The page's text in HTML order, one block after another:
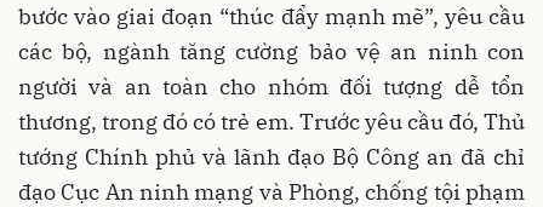
bước vào giai đoạn “thúc đẩy mạnh mẽ”, yêu cầu
các bộ, ngành tăng cường bảo vệ an ninh con
người và an toàn cho nhóm đối tượng dễ tổn
thương, trong đó có trẻ em. Trước yêu cầu đó, Thủ
tướng Chính phủ và lãnh đạo Bộ Công an đã chỉ
đạo Cục An ninh mạng và Phòng, chống tội phạm